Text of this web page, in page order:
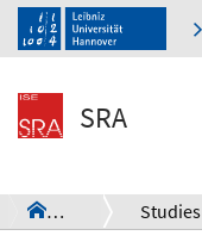
SRA
a Studies Overview